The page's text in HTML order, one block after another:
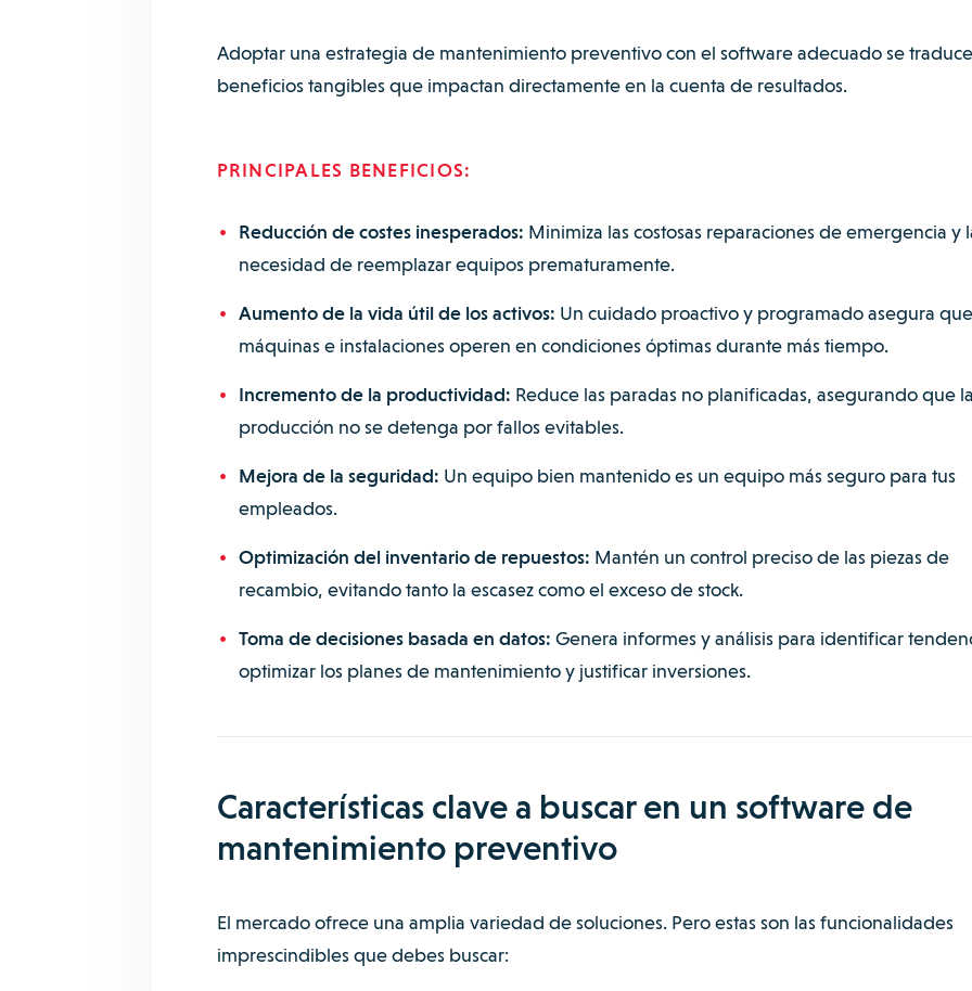
Adoptar una estrategia de mantenimiento preventivo con el software adecuado se
beneficios tangibles que impactan directamente en la cuenta de resultados.
PRINCIPALES BENEFICIOS:
Reducción de costes inesperados: Minimiza las costosas reparaciones de emergencia y
necesidad de reemplazar equipos prematuramente.
Aumento de la vida útil de los activos: Un cuidado proactivo y programado asegura
máquinas e instalaciones operen en condiciones óptimas durante más tiempo.
Incremento de la productividad: Reduce las paradas no planificadas, asegurando que la
producción no se detenga por fallos evitables.
Mejora de la seguridad: Un equipo bien mantenido es un equipo más seguro para tus
empleados.
Optimización del inventario de repuestos: Mantén un control preciso de las piezas de
recambio, evitando tanto la escasez como el exceso de stock.
Toma de decisiones basada en datos: Genera informes y análisis para identificar
optimizar los planes de mantenimiento y justificar inversiones.
Características clave a buscar en un software de
mantenimiento preventivo
El mercado ofrece una amplia variedad de soluciones. Pero estas son las funcionalidades
imprescindibles que debes buscar: